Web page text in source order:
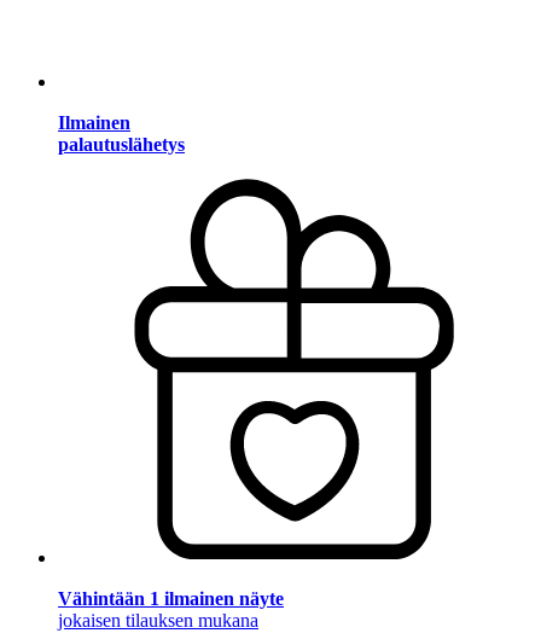
Ilmainen
palautuslähetys
Vähintään 1 ilmainen näyte
jokaisen tilauksen mukana